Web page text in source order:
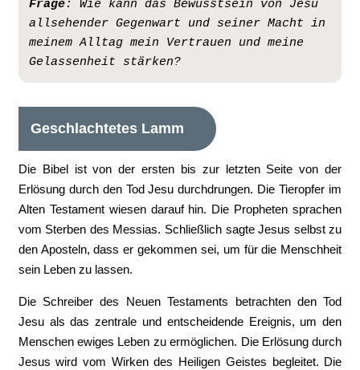
Frage:
Wie kann das Bewusstsein von Jesu
allsehender Gegenwart und seiner Macht in
meinem Alltag mein Vertrauen und meine
Gelassenheit stärken?
Geschlachtetes Lamm
Die Bibel ist von der ersten bis zur letzten Seite von der
Erlösung durch den Tod Jesu durchdrungen. Die Tieropfer im
Alten Testament wiesen darauf hin. Die Propheten sprachen
vom Sterben des Messias. Schließlich sagte Jesus selbst zu
den Aposteln, dass er gekommen sei, um für die Menschheit
sein Leben zu lassen.
Die Schreiber des Neuen Testaments betrachten den Tod
Jesu als das zentrale und entscheidende Ereignis, um den
Menschen ewiges Leben zu ermöglichen. Die Erlösung durch
Jesus wird vom Wirken des Heiligen Geistes begleitet. Die